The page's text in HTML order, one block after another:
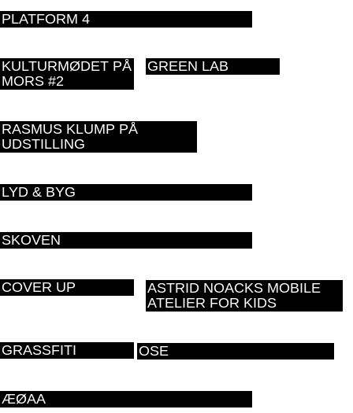
PLATFORM 4
KULTURMØDET PÅ
MORS #2
GREEN LAB
RASMUS KLUMP PÅ
UDSTILLING
LYD & BYG
SKOVEN
COVER UP
ASTRID NOACKS MOBILE
ATELIER FOR KIDS
GRASSFITI OSE
ÆØAA